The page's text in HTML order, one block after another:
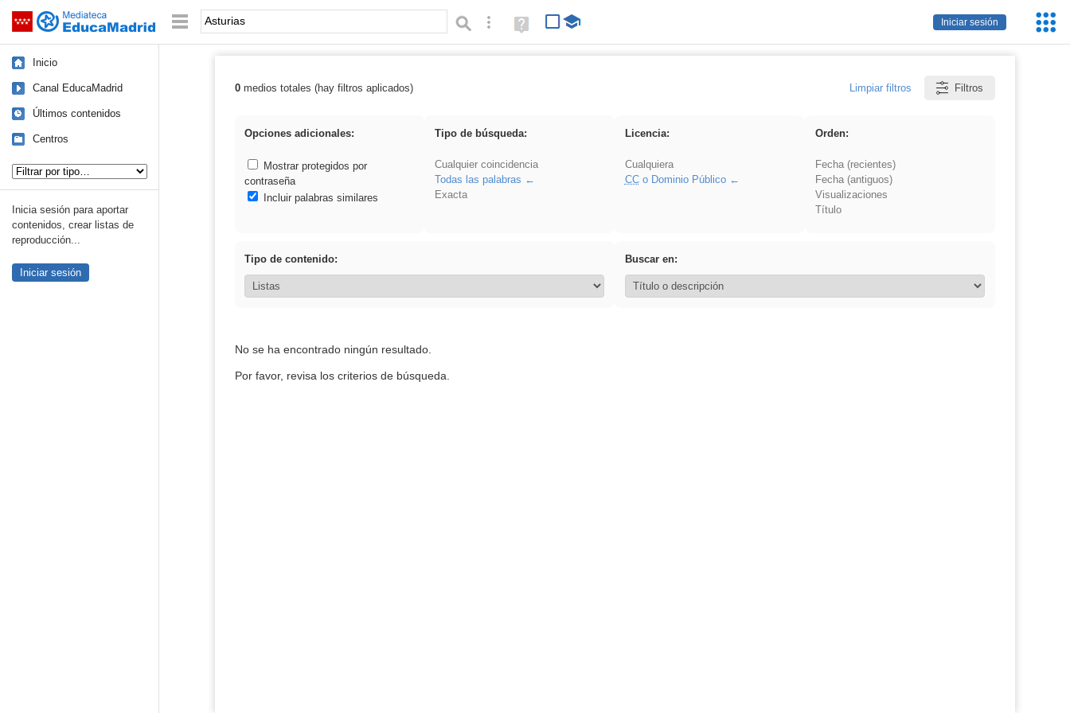
Saltar navegación
Iniciar sesión
Palabra o frase: Búsqueda avanzada
Ayuda
(en
Inicio
Canal EducaMadrid
Últimos contenidos
Centros
Inicia sesión para aportar
contenidos, crear listas de
reproducción...
Iniciar sesión
Resultados de: Asturias
0medios totales (hay filtros aplicados) Limpiar filtros Filtros
Opciones adicionales:
Mostrar protegidos por
contraseña
Incluir palabras similares
Tipo de búsqueda:
Cualquier coincidencia
Todas las palabras
Exacta
Licencia:
Cualquiera
CCo Dominio Público
Orden:
Fecha (recientes)
Fecha (antiguos)
Visualizaciones
Título
Tipo de contenido: Buscar en:
No se ha encontrado ningún resultado.
Por favor, revisa los criterios de búsqueda.